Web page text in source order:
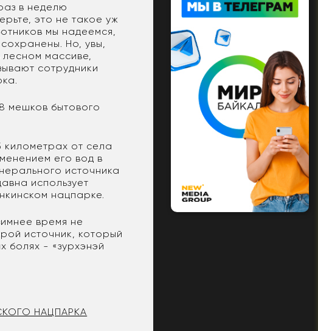
в неделю
это не такое уж
мы надеемся,
Но, увы,
массиве,
сотрудники
мешков бытового
километрах от села
его вод в
источника
использует
нацпарке.
время не
источник, который
болях - «зyрхэнэй
НАЦПАРКА